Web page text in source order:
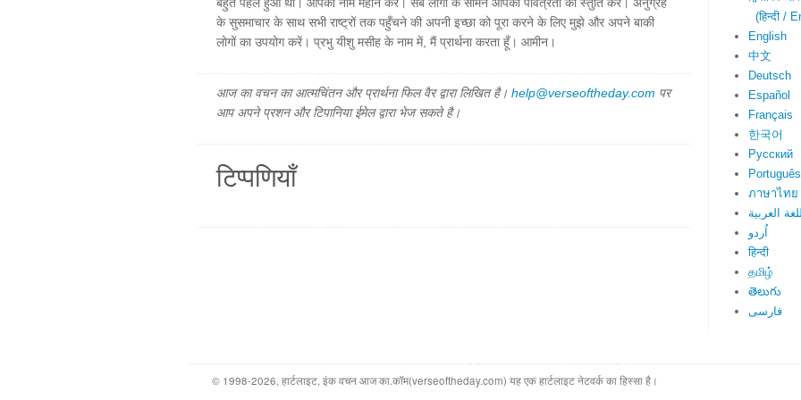
के सुसमाचार के साथ सभी राष्ट्रों तक पहुँचने की अपनी इच्छा को पूरा करने के लिए मुझे और अपने बाकी
लोगों का उपयोग करें। प्रभु यीशु मसीह के नाम में, मैं प्रार्थना करता हूँ। आमीन।
आज का वचन का आत्मचिंतन और प्रार्थना फिल वैर द्वारा लिखित है। help@verseoftheday.com पर
आप अपने प्रशन और टिपानिया ईमेल द्वारा भेज सकते है।
टिप्पणियाँ
(हिन्दी /
English
中文
Deutsch
Español
Français
한국어
Русский
Português
ภาษาไทย
العربية
اُردو
हिन्दी
தமிழ்
తెలుగు
فارسی
© 1998-2026, हार्टलाइट, इंक वचन आज का.कॉम(verseoftheday.com) यह एक हार्टलाइट नेटवर्क का हिस्सा है।